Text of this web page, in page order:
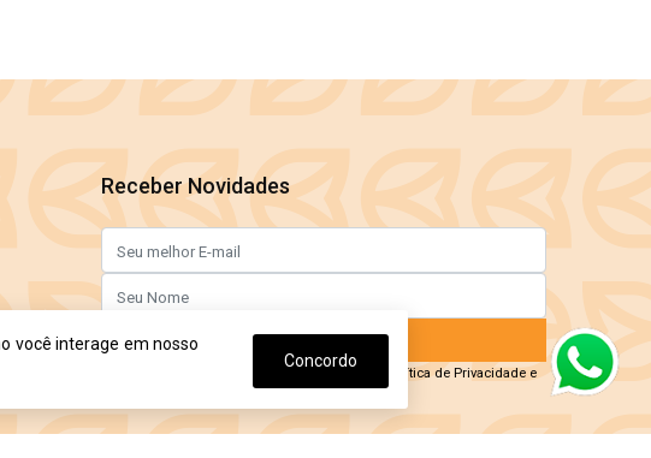
você interage em nosso
Concordo
Receber Novidades
Enviar Agora
Política de Privacidade e